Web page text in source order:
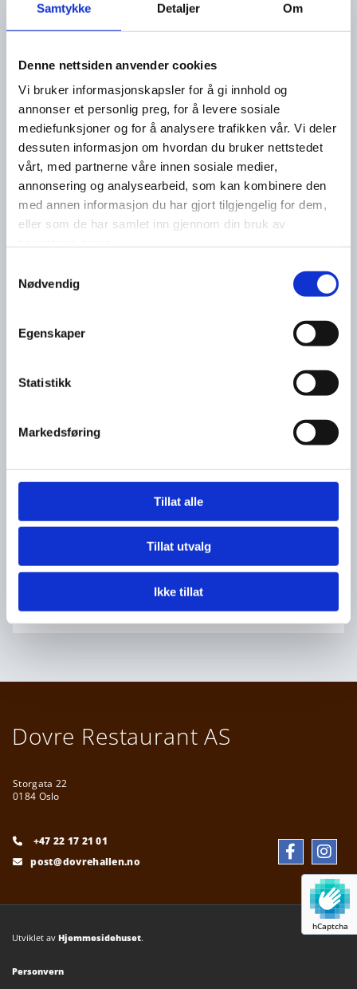
Samtykke Detaljer Om
Denne nettsiden anvender cookies
Vi bruker informasjonskapsler for å gi innhold og
annonser et personlig preg, for å levere sosiale
mediefunksjoner og for å analysere trafikken vår. Vi deler
dessuten informasjon om hvordan du bruker nettstedet
vårt, med partnerne våre innen sosiale medier,
annonsering og analysearbeid, som kan kombinere den
med annen informasjon du har gjort tilgjengelig for dem,
eller som de har samlet inn gjennom din bruk av
Nødvendig
Egenskaper
Statistikk
Markedsføring
Tillat alle
Tillat utvalg
Ikke tillat
Storgata 22, 0184 Oslo
 post@dovrehallen.no
Navn*
Telefon*
hCaptcha
Dovre Restaurant AS
Storgata 22
0184 Oslo
 +47 22 17 21 01
 post@dovrehallen.no
Utviklet av Hjemmesidehuset.
Personvern